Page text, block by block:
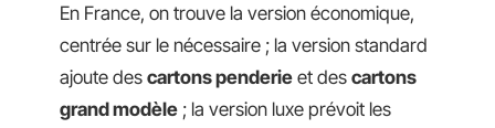
En France, on trouve la version économique,
centrée sur le nécessaire ; la version standard
ajoute des cartons penderie et des cartons
grand modèle ; la version luxe prévoit les